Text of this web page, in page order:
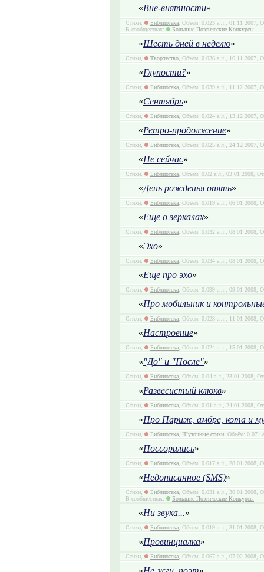
«Вне-внятности»
Стихи, Библиотека, Объём: 0.023 а.л., 01 11 2007,
В сообществах:
Большие Поэтические Конкурсы
«Шесть дней в неделю»
Стихи, Творчество, Объём: 0.036 а.л., 16 11 2007,
«Глупости?»
Стихи, Библиотека, Объём: 0.039 а.л., 11 12 2007,
«Сентябрь»
Стихи, Библиотека, Объём: 0.024 а.л., 13 12 2007,
«Ретро-продолжение»
Стихи, Библиотека, Объём: 0.025 а.л., 24 12 2007,
«Не сейчас»
Стихи, Библиотека, Объём: 0.02 а.л., 03 01 2008,
«День рожденья опять»
Стихи, Библиотека, Объём: 0.019 а.л., 06 01 2008,
«Еще о зеркалах»
Стихи, Библиотека, Объём: 0.032 а.л., 08 01 2008,
«Эхо»
Стихи, Библиотека, Объём: 0.034 а.л., 08 01 2008,
«Еще про эхо»
Стихи, Библиотека, Объём: 0.039 а.л., 09 01 2008,
«Про мобильник и
Стихи, Библиотека, Объём: 0.028 а.л., 11 01 2008,
«Настроение»
Стихи, Библиотека, Объём: 0.024 а.л., 15 01 2008,
«"До" и "После"»
Стихи, Библиотека, Объём: 0.04 а.л., 23 01 2008,
«Развесистый клюкв»
Стихи, Библиотека, Объём: 0.01 а.л., 24 01 2008,
«Про Париж, амбре, кота и
Стихи, Библиотека, Шуточные стихи, Объём: 0.071
«Поссорились»
Стихи, Библиотека, Объём: 0.017 а.л., 28 01 2008,
«Недописанное (SMS)»
Стихи, Библиотека, Объём: 0.031 а.л., 30 01 2008,
В сообществах:
Большие Поэтические Конкурсы
«Ни звука...»
Стихи, Библиотека, Объём: 0.019 а.л., 31 01 2008,
«Провинциалка»
Стихи, Библиотека, Объём: 0.067 а.л., 07 02 2008,